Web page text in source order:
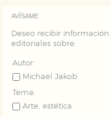
AVÍSAME
Deseo recibir
editoriales sobre:
Autor:
Michael Jakob
Tema:
Arte, estética
Puede consultar nuestra